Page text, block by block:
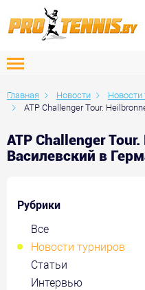
Главная Новости
Новости
ATP Challenger Tour.
ATP Challenger
Василевский в
Рубрики
Все
Новости турниров
Статьи
Интервью